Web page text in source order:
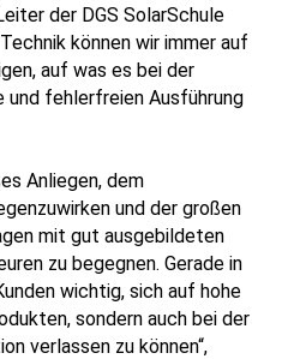
der DGS SolarSchule
können wir immer auf
auf was es bei der
fehlerfreien Ausführung
Anliegen, dem
und der großen
mit gut ausgebildeten
zu begegnen. Gerade in
wichtig, sich auf hohe
sondern auch bei der
verlassen zu können“,